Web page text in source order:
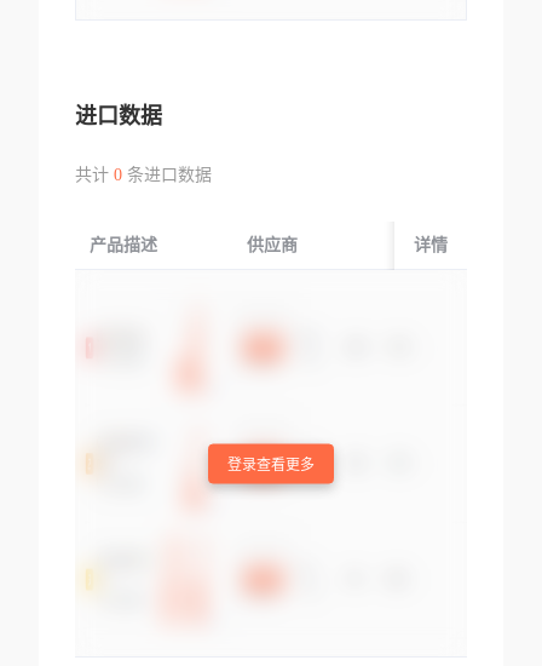
进口数据
共计 0条进口数据
产品描述 供应商 起运国/地区
详情
登录查看更多